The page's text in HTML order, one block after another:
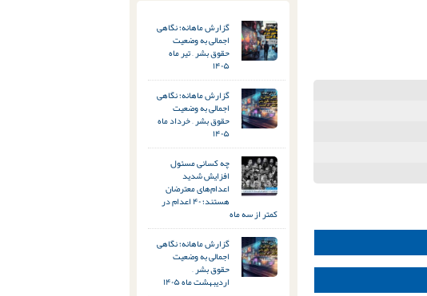
گزارش ماهانه؛ نگاهی
اجمالی به وضعیت
حقوق بشر – تیر ماه
۱۴۰۵
گزارش ماهانه؛ نگاهی
اجمالی به وضعیت
حقوق بشر – خرداد ماه
۱۴۰۵
چه کسانی مسئول
افزایش شدید
اعدام‌های معترضان
هستند؛ ۴۰ اعدام در
کمتر از سه ماه
گزارش ماهانه؛ نگاهی
اجمالی به وضعیت
حقوق بشر –
اردیبهشت ماه ۱۴۰۵